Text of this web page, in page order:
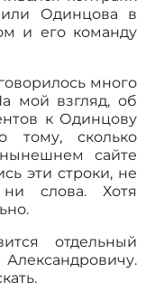
Одинцова в
и его команду
много
мой взгляд, об
к Одинцову
сколько
сайте
эти строки, не
слова. Хотя
отдельный